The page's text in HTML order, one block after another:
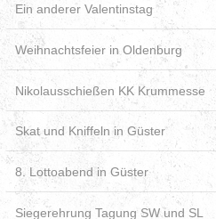
Ein anderer Valentinstag
Weihnachtsfeier in Oldenburg
Nikolausschießen KK Krummesse
Skat und Kniffeln in Güster
8. Lottoabend in Güster
Siegerehrung Tagung SW und SL